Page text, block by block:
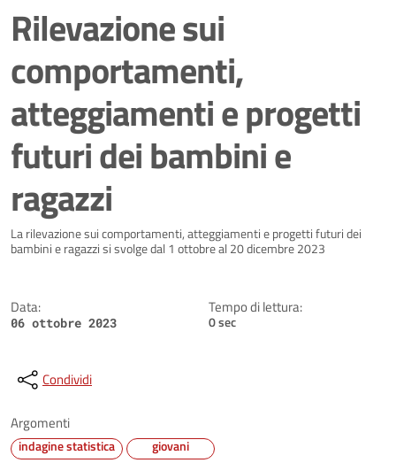
Rilevazione sui
comportamenti,
atteggiamenti e progetti
futuri dei bambini e
ragazzi
Dettagli della notizia
La rilevazione sui comportamenti, atteggiamenti e progetti futuri dei
bambini e ragazzi si svolge dal 1 ottobre al 20 dicembre 2023
Data:
06 ottobre 2023
Tempo di lettura:
0 sec
Condividi
Argomenti
indagine statistica giovani